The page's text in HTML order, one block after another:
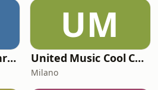
Radio Natalizia - Christmas Radio
UM
United Music Cool Christmas
Milano